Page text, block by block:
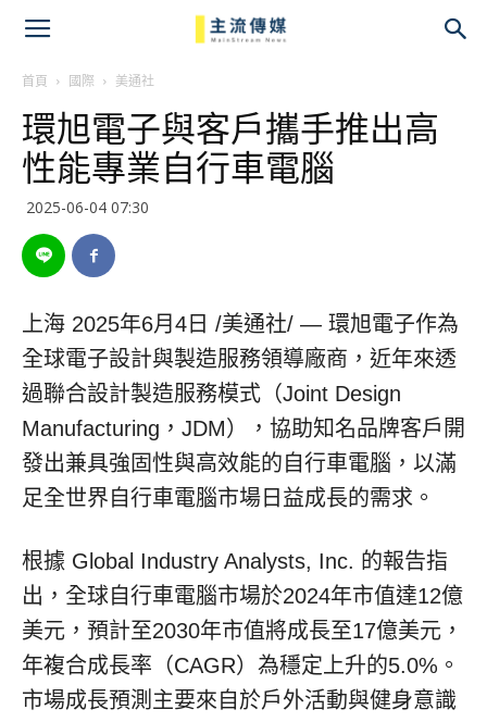
首頁 國際 美通社
環旭電子與客戶攜手推出高
性能專業自行車電腦
2025-06-04 07:30
上海 2025年6月4日 /美通社/ — 環旭電子作為
全球電子設計與製造服務領導廠商，近年來透
過聯合設計製造服務模式（Joint Design
Manufacturing，JDM），協助知名品牌客戶開
發出兼具強固性與高效能的自行車電腦，以滿
足全世界自行車電腦市場日益成長的需求。
根據 Global Industry Analysts, Inc. 的報告指
出，全球自行車電腦市場於2024年市值達12億
美元，預計至2030年市值將成長至17億美元，
年複合成長率（CAGR）為穩定上升的5.0%。
市場成長預測主要來自於戶外活動與健身意識